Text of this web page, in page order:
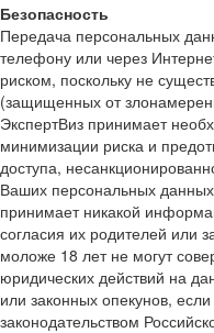
Безопасность
Передача персональных
телефону или через
риском, поскольку не
(защищенных от
ЭкспертВиз принимает
минимизации риска и
доступа,
Ваших персональных
принимает никакой
согласия их родителей или
моложе 18 лет не могут
юридических действий на
или законных опекунов,
законодательством